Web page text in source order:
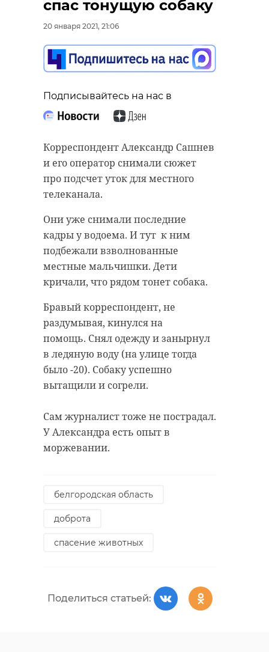
спас тонущую собаку
20 января 2021, 21:06
Подписывайтесь на нас в
Корреспондент Александр Сашнев
и его оператор снимали сюжет
про подсчет уток для местного
телеканала.
Они уже снимали последние
кадры у водоема. И тут к ним
подбежали взволнованные
местные мальчишки. Дети
кричали, что рядом тонет собака.
Бравый корреспондент, не
раздумывая, кинулся на
помощь. Снял одежду и занырнул
в ледяную воду (на улице тогда
было -20). Собаку успешно
вытащили и согрели.
Сам журналист тоже не пострадал.
У Александра есть опыт в
моржевании.
белгородская область
доброта
спасение животных
Поделиться статьей: